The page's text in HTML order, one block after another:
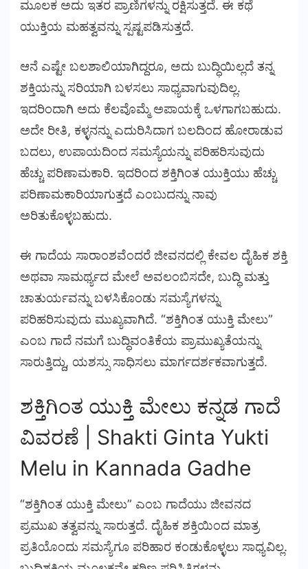
ಮೂಲಕ ಅದು ಇತರ ಪ್ರಾಣಿಗಳನ್ನು ರಕ್ಷಿಸುತ್ತದೆ. ಈ ಕಥೆ
ಯುಕ್ತಿಯ ಮಹತ್ವವನ್ನು ಸ್ಪಷ್ಟಪಡಿಸುತ್ತದೆ.
ಆನೆ ಎಷ್ಟೇ ಬಲಶಾಲಿಯಾಗಿದ್ದರೂ, ಅದು ಬುದ್ಧಿಯಿಲ್ಲದೆ ತನ್ನ
ಶಕ್ತಿಯನ್ನು ಸರಿಯಾಗಿ ಬಳಸಲು ಸಾಧ್ಯವಾಗುವುದಿಲ್ಲ.
ಇದರಿಂದಾಗಿ ಅದು ಕೆಲವೊಮ್ಮೆ ಅಪಾಯಕ್ಕೆ ಒಳಗಾಗಬಹುದು.
ಅದೇ ರೀತಿ, ಕಳ್ಳನನ್ನು ಎದುರಿಸಿದಾಗ ಬಲದಿಂದ ಹೋರಾಡುವ
ಬದಲು, ಉಪಾಯದಿಂದ ಸಮಸ್ಯೆಯನ್ನು ಪರಿಹರಿಸುವುದು
ಹೆಚ್ಚು ಪರಿಣಾಮಕಾರಿ. ಇದರಿಂದ ಶಕ್ತಿಗಿಂತ ಯುಕ್ತಿಯು ಹೆಚ್ಚು
ಪರಿಣಾಮಕಾರಿಯಾಗುತ್ತದೆ ಎಂಬುದನ್ನು ನಾವು
ಅರಿತುಕೊಳ್ಳಬಹುದು.
ಈ ಗಾದೆಯ ಸಾರಾಂಶವೆಂದರೆ ಜೀವನದಲ್ಲಿ ಕೇವಲ ದೈಹಿಕ ಶಕ್ತಿ
ಅಥವಾ ಸಾಮರ್ಥ್ಯದ ಮೇಲೆ ಅವಲಂಬಿಸದೇ, ಬುದ್ಧಿ ಮತ್ತು
ಚಾತುರ್ಯವನ್ನು ಬಳಸಿಕೊಂಡು ಸಮಸ್ಯೆಗಳನ್ನು
ಪರಿಹರಿಸುವುದು ಮುಖ್ಯವಾಗಿದೆ. “ಶಕ್ತಿಗಿಂತ ಯುಕ್ತಿ ಮೇಲು”
ಎಂಬ ಗಾದೆ ನಮಗೆ ಬುದ್ಧಿವಂತಿಕೆಯ ಪ್ರಾಮುಖ್ಯತೆಯನ್ನು
ಸಾರುತ್ತಿದ್ದು, ಯಶಸ್ಸು ಸಾಧಿಸಲು ಮಾರ್ಗದರ್ಶಕವಾಗುತ್ತದೆ.
ಶಕ್ತಿಗಿಂತ ಯುಕ್ತಿ ಮೇಲು ಕನ್ನಡ ಗಾದೆ
ವಿವರಣೆ | Shakti Ginta Yukti
Melu in Kannada Gadhe
“ಶಕ್ತಿಗಿಂತ ಯುಕ್ತಿ ಮೇಲು” ಎಂಬ ಗಾದೆಯು ಜೀವನದ
ಪ್ರಮುಖ ತತ್ವವನ್ನು ಸಾರುತ್ತದೆ. ದೈಹಿಕ ಶಕ್ತಿಯಿಂದ ಮಾತ್ರ
ಪ್ರತಿಯೊಂದು ಸಮಸ್ಯೆಗೂ ಪರಿಹಾರ ಕಂಡುಕೊಳ್ಳಲು ಸಾಧ್ಯವಿಲ್ಲ.